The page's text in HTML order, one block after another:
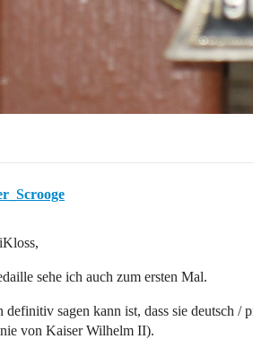
sehe ich auch zum ersten Mal.
definitiv sagen kann ist, dass sie deutsch
von Kaiser Wilhelm II).